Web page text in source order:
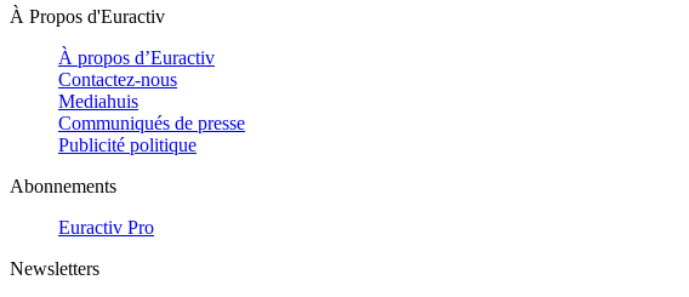
À Propos d'Euractiv
À propos d’Euractiv
Contactez-nous
Mediahuis
Communiqués de presse
Publicité politique
Abonnements
Euractiv Pro
Newsletters